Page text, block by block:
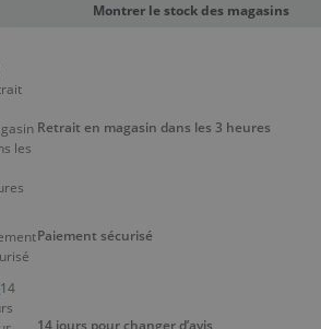
Montrer le stock des magasins
Retrait en magasin dans les 3 heures
Paiement sécurisé
14 jours pour changer d’avis